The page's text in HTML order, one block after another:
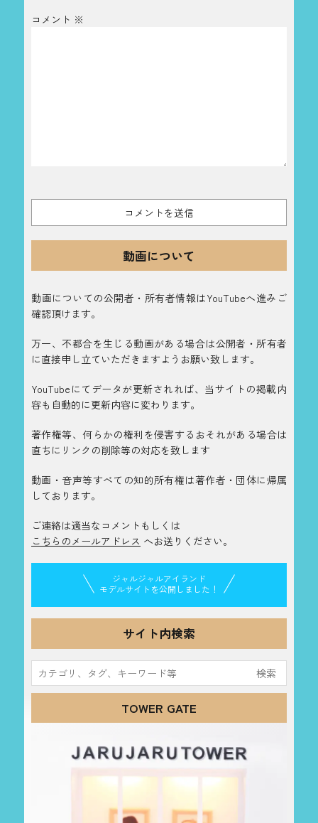
コメント ※
動画について
動画についての公開者・所有者情報はYouTubeへ進みご
確認頂けます。
万一、不都合を生じる動画がある場合は公開者・所有者
に直接申し立ていただきますようお願い致します。
YouTubeにてデータが更新されれば、当サイトの掲載内
容も自動的に更新内容に変わります。
著作権等、何らかの権利を侵害するおそれがある場合は
直ちにリンクの削除等の対応を致します
動画・音声等すべての知的所有権は著作者・団体に帰属
しております。
ご連絡は適当なコメントもしくは
こちらのメールアドレス へお送りください。
ジャルジャルアイランド
モデルサイトを公開しました！
サイト内検索
索:
TOWER GATE